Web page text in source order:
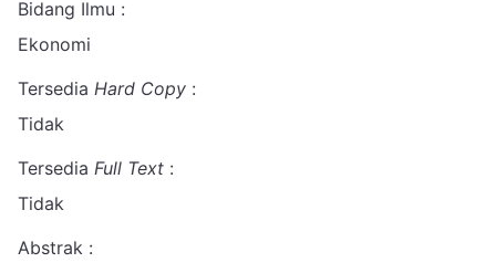
Bidang Ilmu :
Ekonomi
Tersedia Hard Copy :
Tidak
Tersedia Full Text :
Tidak
Abstrak :